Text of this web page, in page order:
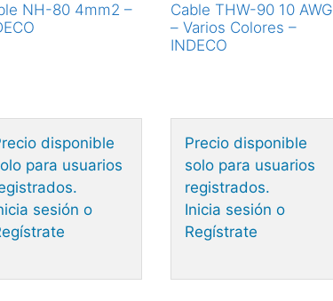
NH-80 4mm2 –
disponible
para usuarios
sesión o
Cable THW-90 10 AWG
– Varios Colores –
INDECO
Precio disponible
solo para usuarios
registrados.
Inicia sesión o
Regístrate